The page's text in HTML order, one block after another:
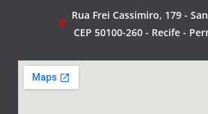
Rua Frei Cassimiro, 179 -
CEP 50100-260 - Recife -